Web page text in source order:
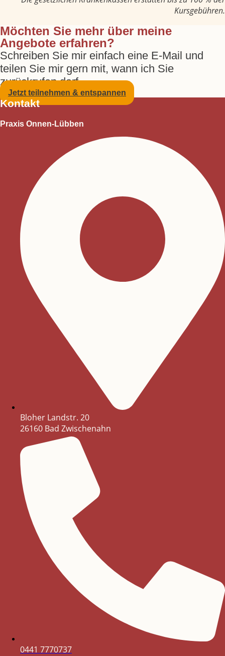
Kursgebühren.
Möchten Sie mehr über meine
Angebote erfahren?
Schreiben Sie mir einfach eine E-Mail und
teilen Sie mir gern mit, wann ich Sie
zurückrufen darf.
Jetzt teilnehmen & entspannen
Kontakt
Praxis Onnen-Lübben
Bloher Landstr. 20
26160 Bad Zwischenahn
0441 7770737